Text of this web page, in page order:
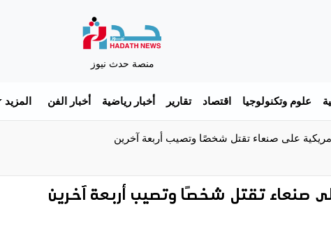
منصة حدث نيوز
علوم وتكنولوجيا اقتصاد تقارير أخبار رياضية أخبار الفن المزيد
على صنعاء تقتل شخصًا وتصيب أربعة آخرين
صنعاء تقتل شخصًا وتصيب أربعة آخرين